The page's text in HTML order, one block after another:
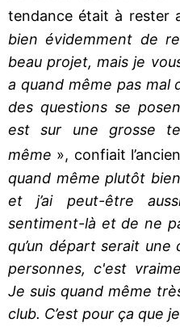
tendance était à rester
bien évidemment de
beau projet, mais je
a quand même pas mal
des questions se
est sur une grosse
même », confiait
quand même plutôt
et j’ai peut-être
sentiment-là et de ne
qu’un départ serait
personnes, c'est
Je suis quand même
club. C’est pour ça que